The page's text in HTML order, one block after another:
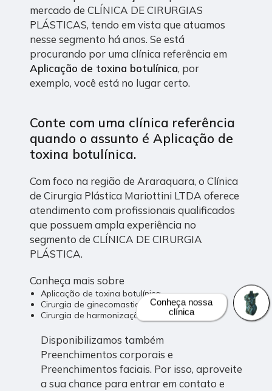
mercado de CLÍNICA DE CIRURGIAS
PLÁSTICAS, tendo em vista que atuamos
nesse segmento há anos. Se está
procurando por uma clínica referência em
Aplicação de toxina botulínica, por
exemplo, você está no lugar certo.
Conte com uma clínica referência
quando o assunto éAplicação de
toxina botulínica.
Com foco na região de Araraquara, o Clínica
de Cirurgia Plástica Mariottini LTDA oferece
atendimento com profissionais qualificados
que possuem ampla experiência no
segmento de CLÍNICA DE CIRURGIA
PLÁSTICA.
Conheça mais sobre
Aplicação de toxina botulínica
Cirurgia de ginecomastia
Cirurgia de harmonização facial
Disponibilizamos também
Preenchimentos corporais e
Preenchimentos faciais. Por isso, aproveite
a sua chance para entrar em contato e
Conheça nossa
clínica